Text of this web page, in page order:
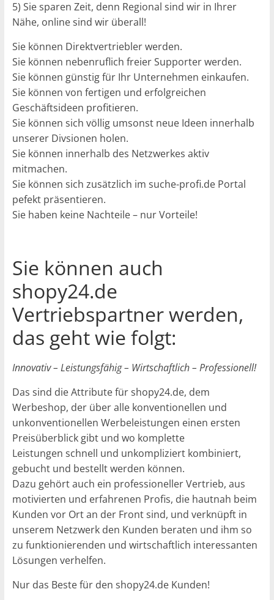
5) Sie sparen Zeit, denn Regional sind wir in Ihrer
Nähe, online sind wir überall!
Sie können Direktvertriebler werden.
Sie können nebenruflich freier Supporter werden.
Sie können günstig für Ihr Unternehmen einkaufen.
Sie können von fertigen und erfolgreichen
Geschäftsideen profitieren.
Sie können sich völlig umsonst neue Ideen innerhalb
unserer Divsionen holen.
Sie können innerhalb des Netzwerkes aktiv
mitmachen.
Sie können sich zusätzlich im suche-profi.de Portal
pefekt präsentieren.
Sie haben keine Nachteile – nur Vorteile!
Sie können auch
shopy24.de
Vertriebspartner werden,
das geht wie folgt:
Innovativ – Leistungsfähig – Wirtschaftlich – Professionell!
Das sind die Attribute für shopy24.de, dem
Werbeshop, der über alle konventionellen und
unkonventionellen Werbeleistungen einen ersten
Preisüberblick gibt und wo komplette
Leistungen schnell und unkompliziert kombiniert,
gebucht und bestellt werden können.
Dazu gehört auch ein professioneller Vertrieb, aus
motivierten und erfahrenen Profis, die hautnah beim
Kunden vor Ort an der Front sind, und verknüpft in
unserem Netzwerk den Kunden beraten und ihm so
zu funktionierenden und wirtschaftlich interessanten
Lösungen verhelfen.
Nur das Beste für den shopy24.de Kunden!